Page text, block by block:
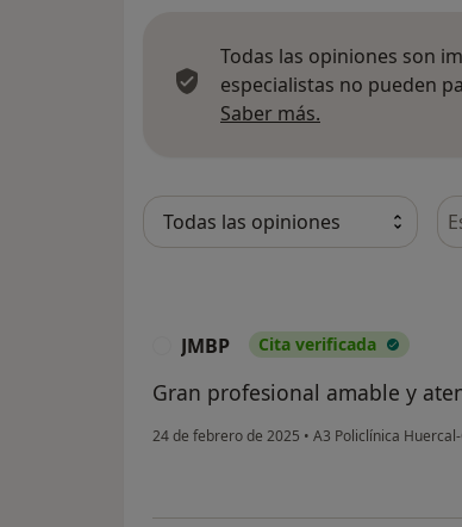
Todas las opiniones son
especialistas no pueden
Saber más.
JMBP Cita verificada
Gran profesional amable y
24 de febrero de 2025 • A3 Policlínica